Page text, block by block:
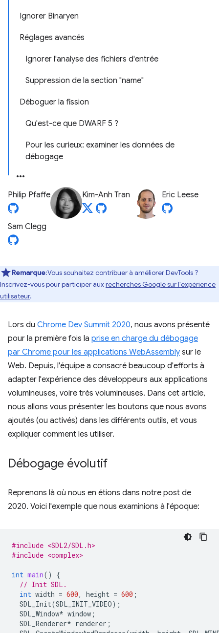
Ignorer Binaryen
Réglages avancés
Ignorer l'analyse des fichiers d'entrée
Suppression de la section "name"
Déboguer la fission
Qu'est-ce que DWARF 5 ?
Pour les curieux: examiner les données de
débogage
Philip Pfaffe Kim-Anh Tran Eric Leese
Sam Clegg
Remarque:Vous souhaitez contribuer à améliorer DevTools ?
Inscrivez-vous pour participer auxrecherches Google sur l'expérience
utilisateur.
Lors du Chrome Dev Summit 2020, nous avons présenté
pour la première fois la prise en charge du débogage
par Chrome pour les applications WebAssembly sur le
Web. Depuis, l'équipe a consacré beaucoup d'efforts à
adapter l'expérience des développeurs aux applications
volumineuses, voire très volumineuses. Dans cet article,
nous allons vous présenter les boutons que nous avons
ajoutés (ou activés) dans les différents outils, et vous
expliquer comment les utiliser.
Débogage évolutif
Reprenons là où nous en étions dans notre post de
2020. Voici l'exemple que nous examinions à l'époque:
#include <SDL2/SDL.h>
#include <complex>
int main()
{
// Init SDL.
int width = 600, height = 600 ;
SDL_Init(SDL_INIT_VIDEO);
SDL_Window* window ;
SDL_Renderer* renderer ;